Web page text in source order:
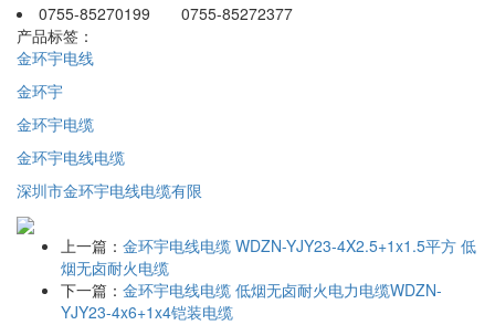
0755-85270199 0755-85272377
产品标签：
金环宇电线
金环宇
金环宇电缆
金环宇电线电缆
深圳市金环宇电线电缆有限
上一篇： 金环宇电线电缆 WDZN-YJY23-4X2.5+1x1.5平方 低
烟无卤耐火电缆
下一篇： 金环宇电线电缆 低烟无卤耐火电力电缆WDZN-
YJY23-4x6+1x4铠装电缆